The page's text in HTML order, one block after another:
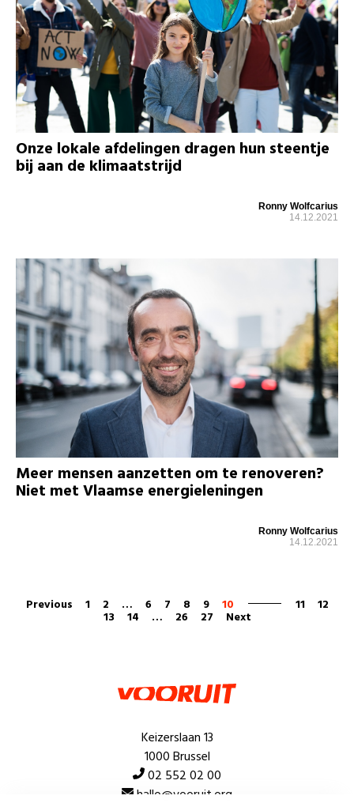
Onze lokale afdelingen dragen hun steentje
bij aan de klimaatstrijd
Ronny Wolfcarius
14.12.2021
Meer mensen aanzetten om te renoveren?
Niet met Vlaamse energieleningen
Ronny Wolfcarius
14.12.2021
Previous 1 2 … 6 7 8 9 10 11 12
13 14 … 26 27 Next
Keizerslaan 13
1000 Brussel
02 552 02 00
hallo@vooruit.org